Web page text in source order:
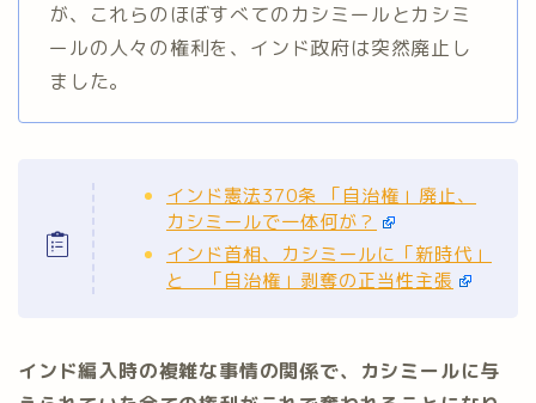
が、これらのほぼすべてのカシミールとカシミ
ールの人々の権利を、インド政府は突然廃止し
ました。
インド憲法370条 「自治権」廃止、
カシミールで一体何が？
インド首相、カシミールに「新時代」
と 「自治権」剥奪の正当性主張
インド編入時の複雑な事情の関係で、カシミールに与